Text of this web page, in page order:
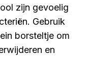
zijn gevoelig
Gebruik
borsteltje om
en